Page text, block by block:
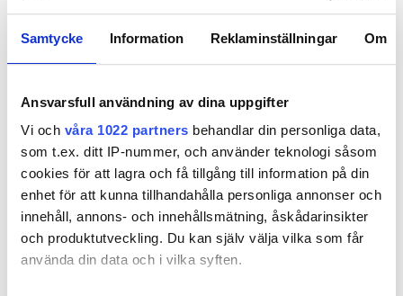
Samtycke Information Reklaminställningar Om
Ansvarsfull användning av dina uppgifter
Vi och våra 1022 partners behandlar din personliga data,
som t.ex. ditt IP-nummer, och använder teknologi såsom
cookies för att lagra och få tillgång till information på din
enhet för att kunna tillhandahålla personliga annonser och
innehåll, annons- och innehållsmätning, åskådarinsikter
och produktutveckling. Du kan själv välja vilka som får
använda din data och i vilka syften.
Stunder
Många går på semester - inte vi!
Sommaren är hektisk för vissa och långsam för
andra. Läs mer för att se hur vi kan hjälpa till att
skapa härliga stunder i sommar.
Läs mer